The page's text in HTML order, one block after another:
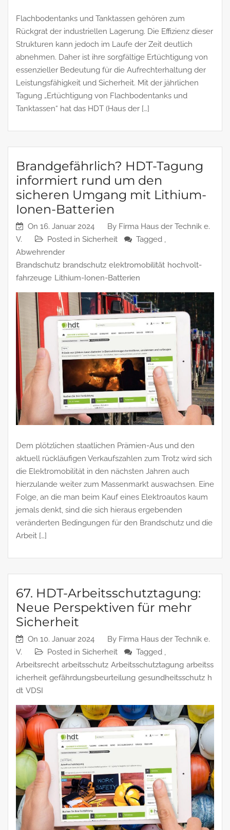
Flachbodentanks und Tanktassen gehören zum
Rückgrat der industriellen Lagerung. Die Effizienz dieser
Strukturen kann jedoch im Laufe der Zeit deutlich
abnehmen. Daher ist ihre sorgfältige Ertüchtigung von
essenzieller Bedeutung für die Aufrechterhaltung der
Leistungsfähigkeit und Sicherheit. Mit der jährlichen
Tagung „Ertüchtigung von Flachbodentanks und
Tanktassen“ hat das HDT (Haus der […]
Brandgefährlich? HDT-Tagung
informiert rund um den
sicheren Umgang mit Lithium-
Ionen-Batterien
On 16. Januar 2024 By Firma Haus der Technik e.
V.
Posted in Sicherheit
Tagged ,
Abwehrender
Brandschutz brandschutz elektromobilität hochvolt-
fahrzeuge Lithium-Ionen-Batterien
Dem plötzlichen staatlichen Prämien-Aus und den
aktuell rückläufigen Verkaufszahlen zum Trotz wird sich
die Elektromobilität in den nächsten Jahren auch
hierzulande weiter zum Massenmarkt auswachsen. Eine
Folge, an die man beim Kauf eines Elektroautos kaum
jemals denkt, sind die sich hieraus ergebenden
veränderten Bedingungen für den Brandschutz und die
Arbeit […]
67. HDT-Arbeitsschutztagung:
Neue Perspektiven für mehr
Sicherheit
On 10. Januar 2024 By Firma Haus der Technik e.
V.
Posted in Sicherheit
Tagged ,
Arbeitsrecht arbeitsschutz Arbeitsschutztagung arbeitss
icherheit gefährdungsbeurteilung gesundheitsschutz h
dt VDSI